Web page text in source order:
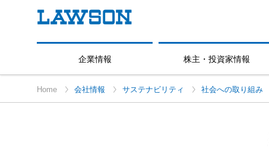
企業情報 株主・投資家情報
Home 会社情報 サステナビリティ 社会への取り組み